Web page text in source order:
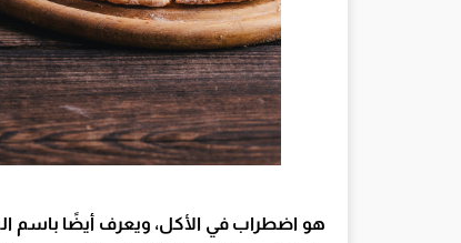
هو اضطراب في الأكل، ويعرف أيضًا